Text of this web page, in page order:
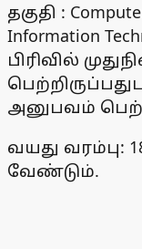
தகுதி :
Information
பிரிவில்
அனுபவம்
வயது வரம்பு:
வேண்டும்.